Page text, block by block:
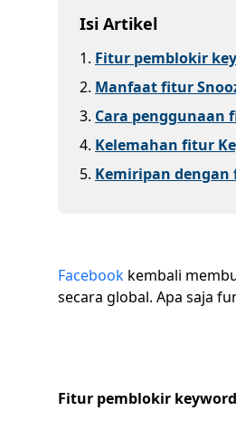
Isi Artikel
1. Fitur pemblokir
2. Manfaat fitur
3. Cara penggunaan
4. Kelemahan fitur
5. Kemiripan
Facebook kembali
secara global. Apa saja
Fitur pemblokir keyword